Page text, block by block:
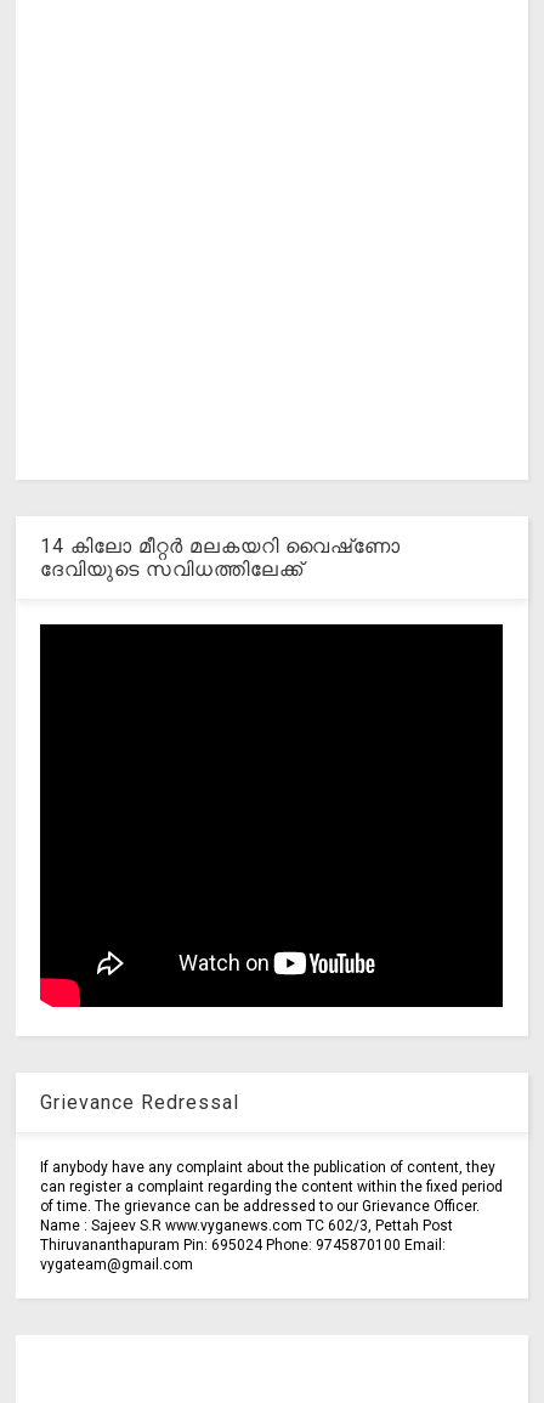
14 കിലോ മീറ്റര്‍ മലകയറി വൈഷ്‌ണോ
ദേവിയുടെ സവിധത്തിലേക്ക്
Grievance Redressal
If anybody have any complaint about the publication of content, they
can register a complaint regarding the content within the fixed period
of time. The grievance can be addressed to our Grievance Officer.
Name : Sajeev S.R www.vyganews.com TC 602/3, Pettah Post
Thiruvananthapuram Pin: 695024 Phone: 9745870100 Email:
vygateam@gmail.com